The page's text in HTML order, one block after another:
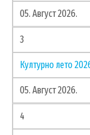
УСЛУГЕ
ПОРТАЛ Е-
05. Август 2026.
3
Културно лето
05. Август 2026.
4